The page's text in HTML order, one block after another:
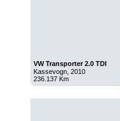
VW Transporter 2.0 TDI
Kassevogn, 2010
236.137 Km